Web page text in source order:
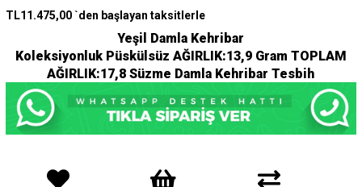
TL11.475,00 `den başlayan taksitlerle
Yeşil Damla Kehribar
Koleksiyonluk Püskülsüz AĞIRLIK:13,9 Gram TOPLAM
AĞIRLIK:17,8 Süzme Damla Kehribar Tesbih